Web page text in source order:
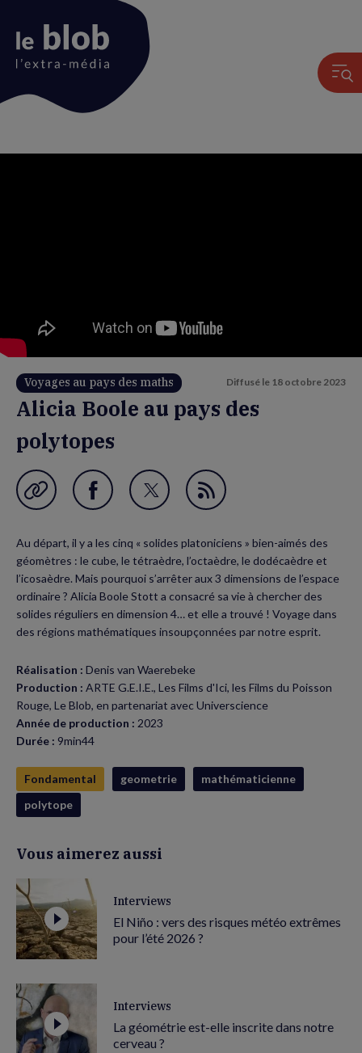
Voyages au pays des maths Diffusé le 18 octobre 2023
Alicia Boole au pays des
polytopes
Garder en favori
Partager
Facebook
(nouvelle
fenêtre)
Partager
Twitter
(nouvelle
fenêtre)
Flux
Au départ, il y a les cinq « solides platoniciens » bien-aimés des
géomètres : le cube, le tétraèdre, l’octaèdre, le dodécaèdre et
l’icosaèdre. Mais pourquoi s’arrêter aux 3 dimensions de l’espace
ordinaire ? Alicia Boole Stott a consacré sa vie à chercher des
solides réguliers en dimension 4… et elle a trouvé ! Voyage dans
des régions mathématiques insoupçonnées par notre esprit.
Réalisation : Denis van Waerebeke
Production : ARTE G.E.I.E., Les Films d'Ici, les Films du Poisson
Rouge, Le Blob, en partenariat avec Universcience
Année de production : 2023
Durée : 9min44
Fondamental geometrie
mathématicienne
polytope
Vous aimerez aussi
Interviews
El Niño : vers des risques météo extrêmes
pour l’été 2026 ?
Interviews
La géométrie est-elle inscrite dans notre
cerveau ?